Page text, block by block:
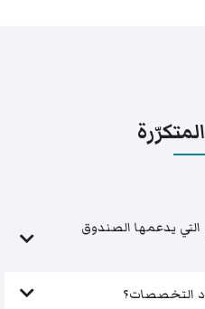
التي يدعمها الصندوق
التخصصات؟